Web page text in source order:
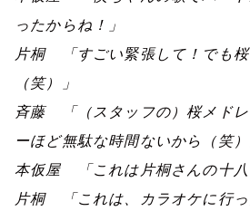
ったからね！
」
片桐 「すごい緊張して！でも
（笑）」
斉藤 「（スタッフの）桜メド
ーほど無駄な時間ないから（笑）
本仮屋 「これは片桐さんの十八
片桐 「これは、カラオケに行